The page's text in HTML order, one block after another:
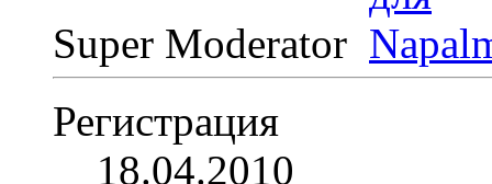
Super Moderator
Регистрация
18.04.2010